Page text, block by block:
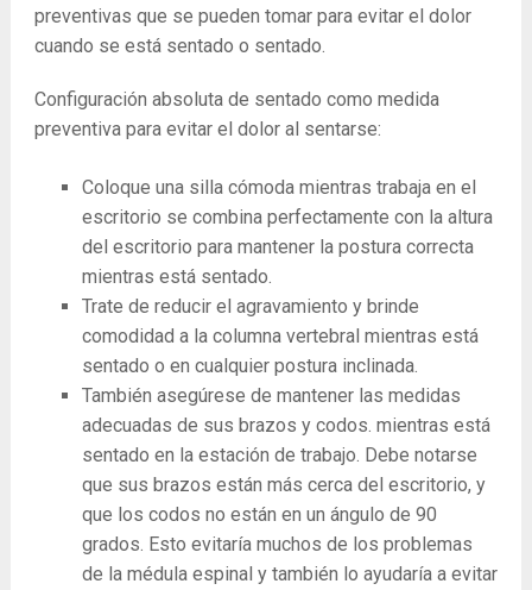
preventivas que se pueden tomar para evitar el dolor
cuando se está sentado o sentado.
Configuración absoluta de sentado como medida
preventiva para evitar el dolor al sentarse:
Coloque una silla cómoda mientras trabaja en el
escritorio se combina perfectamente con la altura
del escritorio para mantener la postura correcta
mientras está sentado.
Trate de reducir el agravamiento y brinde
comodidad a la columna vertebral mientras está
sentado o en cualquier postura inclinada.
También asegúrese de mantener las medidas
adecuadas de sus brazos y codos. mientras está
sentado en la estación de trabajo. Debe notarse
que sus brazos están más cerca del escritorio, y
que los codos no están en un ángulo de 90
grados. Esto evitaría muchos de los problemas
de la médula espinal y también lo ayudaría a evitar